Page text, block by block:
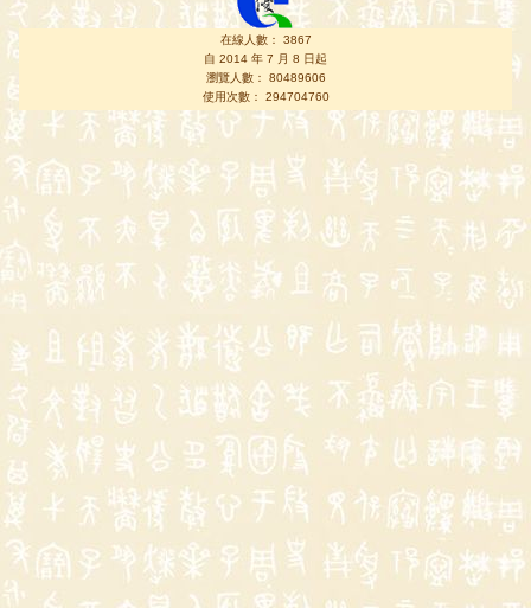
在線人數： 3867
自 2014 年 7 月 8 日起
瀏覽人數： 80489606
使用次數： 294704760